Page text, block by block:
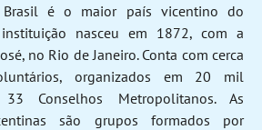
é o maior país vicentino do
nasceu em 1872, com a
no Rio de Janeiro. Conta com cerca
organizados em 20 mil
Conselhos Metropolitanos. As
são grupos formados por